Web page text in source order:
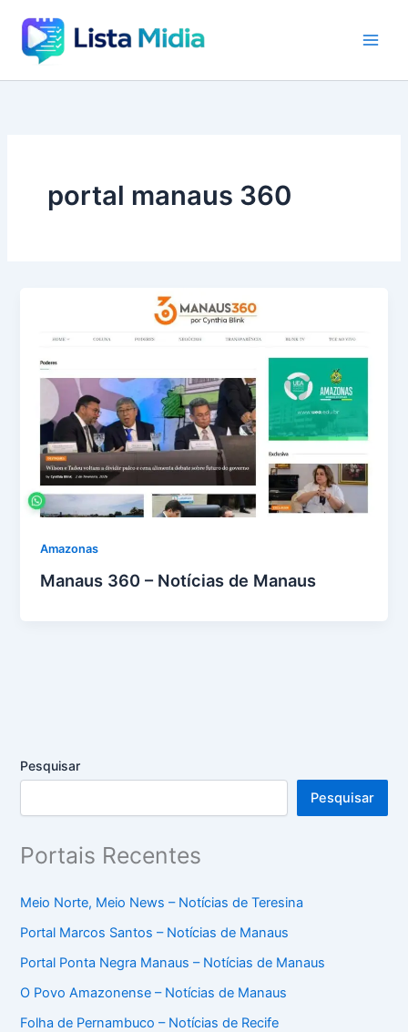
para
portal manaus 360
Amazonas
Manaus 360 – Notícias de Manaus
Pesquisar
Pesquisar
Portais Recentes
Meio Norte, Meio News – Notícias de Teresina
Portal Marcos Santos – Notícias de Manaus
Portal Ponta Negra Manaus – Notícias de Manaus
O Povo Amazonense – Notícias de Manaus
Folha de Pernambuco – Notícias de Recife